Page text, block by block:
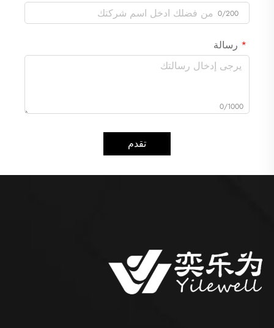
0/200
رسالة
0/1000
تقدم